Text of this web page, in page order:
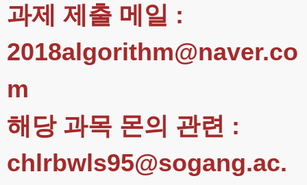
과제 제출 메일 :
2018algorithm@naver.co
m
해당 과목 몬의 관련 :
chlrbwls95@sogang.ac.